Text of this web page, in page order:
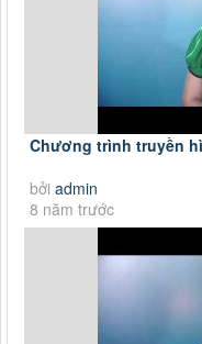
Chương trình truyền
bởi admin
8 năm trước